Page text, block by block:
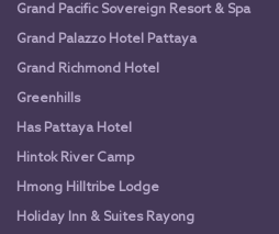
Grand Pacific Sovereign Resort & Spa
Grand Palazzo Hotel Pattaya
Grand Richmond Hotel
Greenhills
Has Pattaya Hotel
Hintok River Camp
Hmong Hilltribe Lodge
Holiday Inn & Suites Rayong